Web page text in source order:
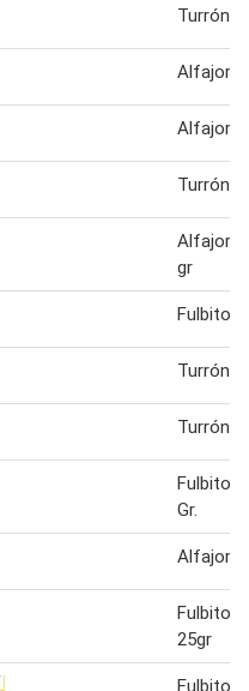
Turrón
Alfajor
Alfajor
Turrón
Alfajor
gr
Fulbito
Turrón
Turrón
Fulbito
Gr.
Alfajor
Fulbito
25gr
Fulbito